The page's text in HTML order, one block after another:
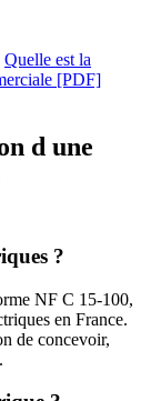
Quelle est la
[PDF]
d une
?
NF C 15-100,
en France.
de concevoir,